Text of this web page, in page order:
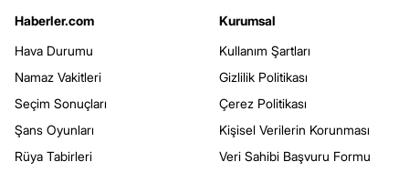
Haberler.com
Hava Durumu
Namaz Vakitleri
Seçim Sonuçları
Şans Oyunları
Rüya Tabirleri
Kurumsal
Kullanım Şartları
Gizlilik Politikası
Çerez Politikası
Kişisel Verilerin Korunması
Veri Sahibi Başvuru Formu